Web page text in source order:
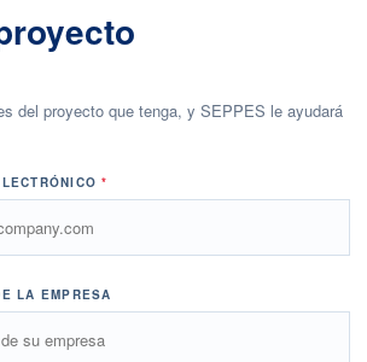
del proyecto que tenga, y SEPPES le ayudará
*
LA EMPRESA